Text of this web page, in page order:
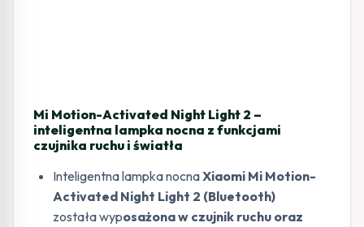
Mi Motion-Activated Night Light 2 –
inteligentna lampka nocna z funkcjami
czujnika ruchu i światła
Inteligentna lampka nocnaXiaomi Mi Motion-
Activated Night Light 2 (Bluetooth)
została wyposażona w czujnik ruchu oraz